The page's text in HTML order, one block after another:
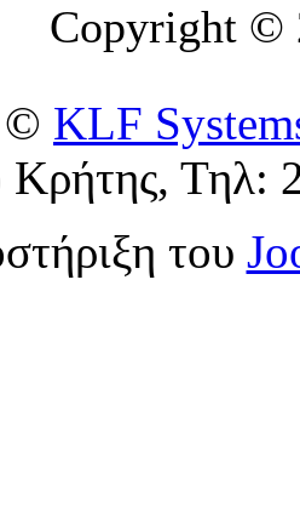
Copyright ©
© KLF
Κρήτης, Τηλ:
του